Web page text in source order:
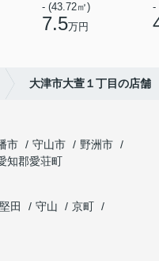
- (43.72㎡)
7.5万円
-
大津市大萱１丁目の店舗
市 守山市
野洲市
知郡愛荘町
田 守山
京町